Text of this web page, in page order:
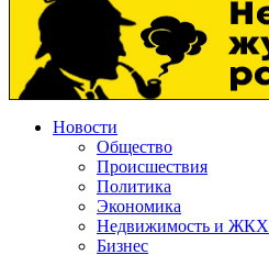
Новости
Общество
Происшествия
Политика
Экономика
Недвижимость и ЖКХ
Бизнес